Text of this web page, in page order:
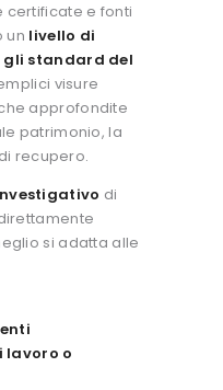
certificate e fonti
un livello di
standard del
visure
approfondite
patrimonio, la
recupero.
di
si adatta alle
lavoro o